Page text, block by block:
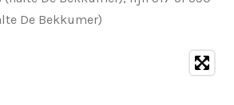
De Bekkumer)